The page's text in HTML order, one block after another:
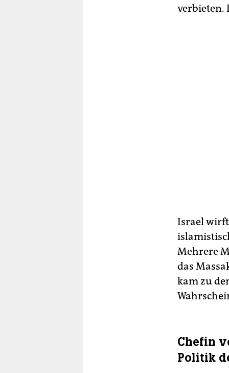
verbieten.
Israel
Mehrere
das
kam zu
Chefin
Politik